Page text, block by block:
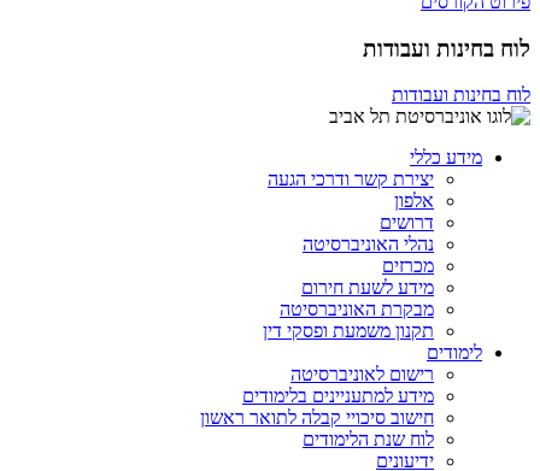
לוח בחינות ועבודות
לוח בחינות ועבודות
מידע כללי
יצירת קשר ודרכי הגעה
אלפון
דרושים
נהלי האוניברסיטה
מכרזים
מידע לשעת חירום
מבקרת האוניברסיטה
תקנון משמעת ופסקי דין
לימודים
רישום לאוניברסיטה
מידע למתעניינים בלימודים
חישוב סיכויי קבלה לתואר ראשון
לוח שנת הלימודים
ידיעונים